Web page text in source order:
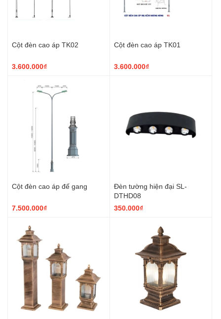
Cột đèn cao áp TK02
3.600.000₫
Cột đèn cao áp TK01
3.600.000₫
Cột đèn cao áp đế gang
7.500.000₫
Đèn tường hiện đại SL-
DTHD08
350.000₫